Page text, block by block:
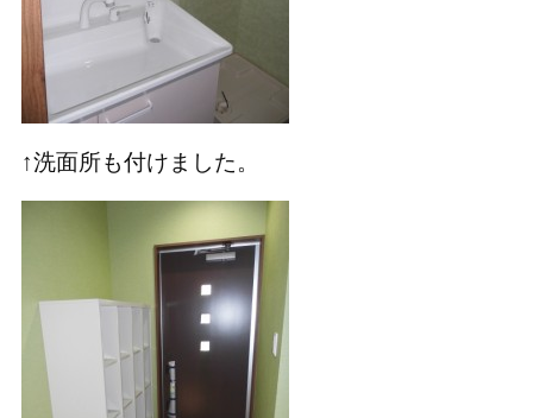
↑洗面所も付けました。